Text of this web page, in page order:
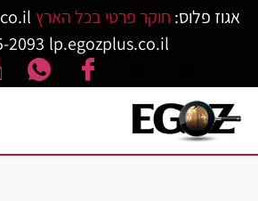
אגוז פלוס: חוקר פרטי בכל הארץ
lp.egozplus.co.il
2093